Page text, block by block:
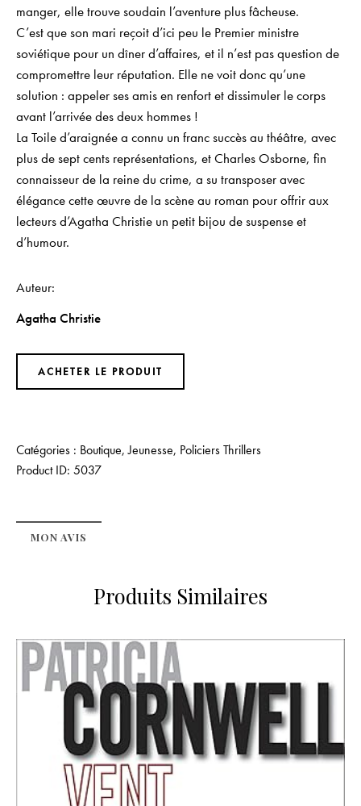
manger, elle trouve soudain l’aventure plus fâcheuse.
C’est que son mari reçoit d’ici peu le Premier ministre
soviétique pour un dîner d’affaires, et il n’est pas question de
compromettre leur réputation. Elle ne voit donc qu’une
solution : appeler ses amis en renfort et dissimuler le corps
avant l’arrivée des deux hommes !
La Toile d’araignéea connu un franc succès au théâtre, avec
plus de sept cents représentations, et Charles Osborne, fin
connaisseur de la reine du crime, a su transposer avec
élégance cette œuvre de la scène au roman pour offrir aux
lecteurs d’Agatha Christie un petit bijou de suspense et
d’humour.
Auteur
Agatha Christie
ACHETER LE PRODUIT
Catégories : Boutique,Jeunesse, Policiers Thrillers
Product ID: 5037
MON AVIS
Produits Similaires